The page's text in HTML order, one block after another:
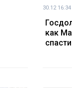
30.12 16:34
как